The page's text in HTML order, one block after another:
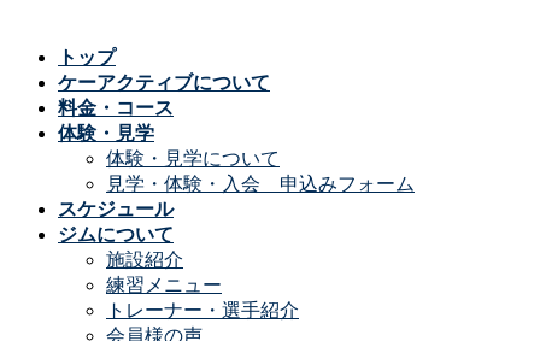
トップ
ケーアクティブについて
料金・コース
体験・見学
体験・見学について
見学・体験・入会 申込みフォーム
スケジュール
ジムについて
施設紹介
練習メニュー
トレーナー・選手紹介
会員様の声